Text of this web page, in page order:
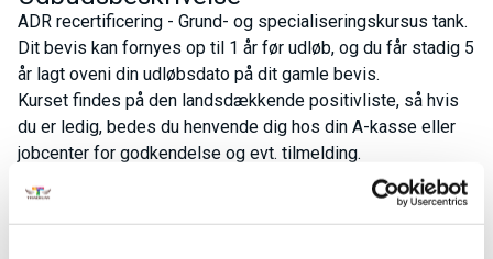
ADR recertificering - Grund- og specialiseringskursus tank.
Dit bevis kan fornyes op til 1 år før udløb, og du får stadig 5
år lagt oveni din udløbsdato på dit gamle bevis.
Kurset findes på den landsdækkende positivliste, så hvis
du er ledig, bedes du henvende dig hos din A-kasse eller
jobcenter for godkendelse og evt. tilmelding.
Der er en ekstra udgift til ADR beviset, som betales direkte
til Beredskabsstyrelsen.
Mangler du en ledig plads på ADR til denne dato, er du altid